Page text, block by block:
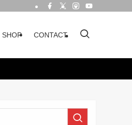
SHOP CONTACT